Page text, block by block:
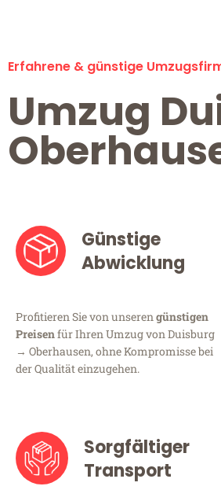
Erfahrene & günstige
Umzug
Günstige
Abwicklung
Profitieren Sie von unserengünstigen
Preisenfür Ihren Umzug von Duisburg
→ Oberhausen, ohne Kompromisse bei
der Qualität einzugehen.
Sorgfältiger
Transport